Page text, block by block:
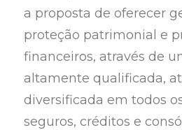
a proposta de oferecer
proteção patrimonial e
financeiros, através de
altamente qualificada,
diversificada em todos
seguros, créditos e